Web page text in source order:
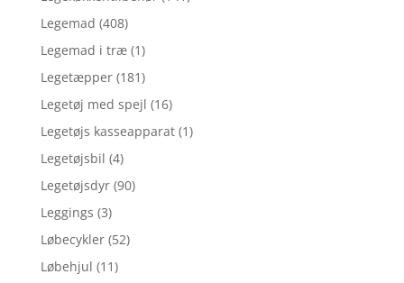
Legemad (408)
Legemad i træ (1)
Legetæpper (181)
Legetøj med spejl (16)
Legetøjs kasseapparat (1)
Legetøjsbil (4)
Legetøjsdyr (90)
Leggings (3)
Løbecykler (52)
Løbehjul (11)